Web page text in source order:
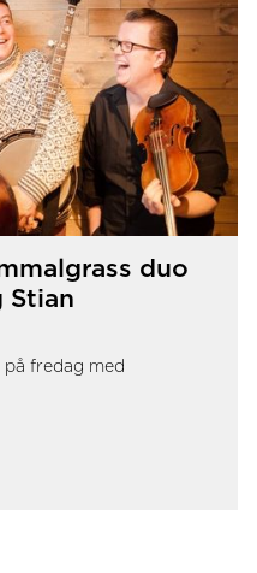
duo
Stian
fredag med